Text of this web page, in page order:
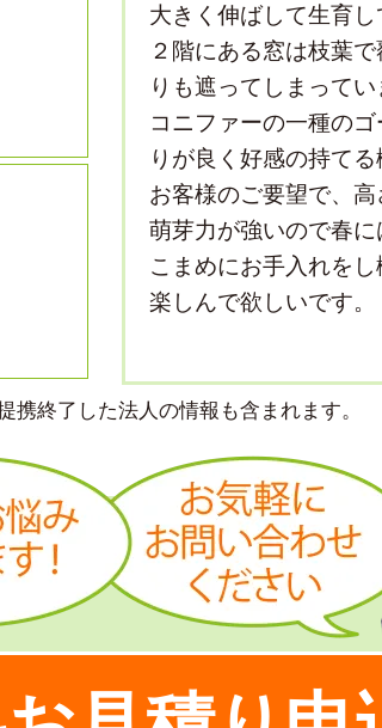
大きく伸ばして生育し
２階にある窓は枝葉
りも遮ってしまってい
コニファーの一種の
りが良く好感の持てる
お客様のご要望で、高
萌芽力が強いので春に
こまめにお手入れを
楽しんで欲しいです。
終了した法人の情報も含まれます。